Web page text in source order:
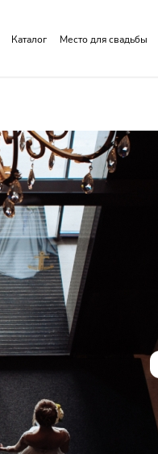
Каталог Место для свадьбы